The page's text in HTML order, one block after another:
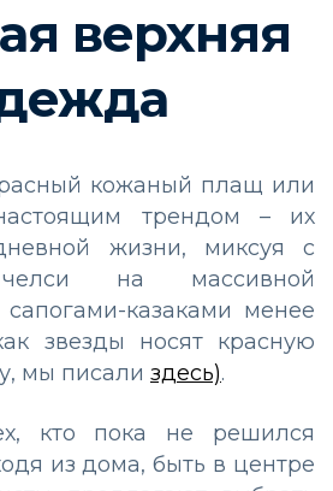
верхняя
кожаный плащ или
трендом – их
жизни, миксуя с
на массивной
казаками менее
звезды носят красную
мы писали здесь).
кто пока не решился
из дома, быть в центре